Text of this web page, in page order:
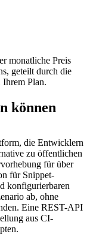
monatliche Preis
geteilt durch die
Ihrem Plan.
können
die Entwicklern
zu öffentlichen
für über
für Snippet-
konfigurierbaren
ab, ohne
Eine REST-API
aus CI-